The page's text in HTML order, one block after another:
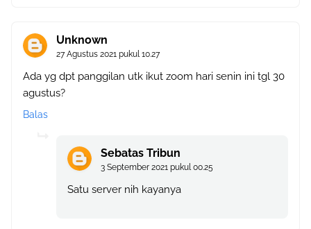
Unknown
27 Agustus 2021 pukul 10.27
Ada yg dpt panggilan utk ikut zoom hari senin ini tgl 30
agustus?
Balas
Sebatas Tribun
3 September 2021 pukul 00.25
Satu server nih kayanya